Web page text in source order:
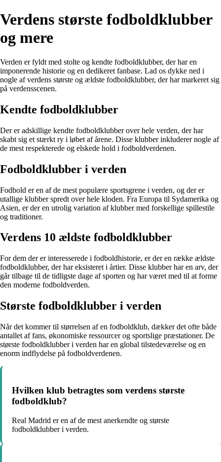
Verdens største fodboldklubber
og mere
Verden er fyldt med stolte og kendte fodboldklubber, der har en
imponerende historie og en dedikeret fanbase. Lad os dykke ned i
nogle af verdens største og ældste fodboldklubber, der har markeret sig
på verdensscenen.
Kendte fodboldklubber
Der er adskillige kendte fodboldklubber over hele verden, der har
skabt sig et stærkt ry i løbet af årene. Disse klubber inkluderer nogle af
de mest respekterede og elskede hold i fodboldverdenen.
Fodboldklubber i verden
Fodbold er en af de mest populære sportsgrene i verden, og der er
utallige klubber spredt over hele kloden. Fra Europa til Sydamerika og
Asien, er der en utrolig variation af klubber med forskellige spillestile
og traditioner.
Verdens 10 ældste fodboldklubber
For dem der er interesserede i fodboldhistorie, er der en række ældste
fodboldklubber, der har eksisteret i årtier. Disse klubber har en arv, der
går tilbage til de tidligste dage af sporten og har været med til at forme
den moderne fodboldverden.
Største fodboldklubber i verden
Når det kommer til størrelsen af en fodboldklub, dækker det ofte både
antallet af fans, økonomiske ressourcer og sportslige præstationer. De
største fodboldklubber i verden har en global tilstedeværelse og en
enorm indflydelse på fodboldverdenen.
Hvilken klub betragtes som verdens største
fodboldklub?
Real Madrid er en af de mest anerkendte og største
fodboldklubber i verden.